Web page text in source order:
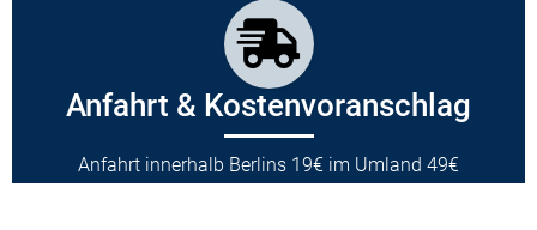
Anfahrt & Kostenvoranschlag
Anfahrt innerhalb Berlins 19€ im Umland 49€